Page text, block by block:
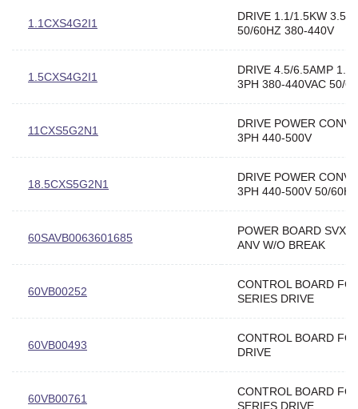
1.1CXS4G2I1
DRIVE 1.1/1.5KW 3.5/
50/60HZ 380-440V
1.5CXS4G2I1
DRIVE 4.5/6.5AMP
3PH 380-440VAC 50/
11CXS5G2N1
DRIVE POWER
3PH 440-500V
18.5CXS5G2N1
DRIVE POWER
3PH 440-500V 50/60HZ
60SAVB0063601685
POWER BOARD
ANV W/O BREAK
60VB00252
CONTROL BOARD
SERIES DRIVE
60VB00493
CONTROL BOARD
DRIVE
60VB00761
CONTROL BOARD
SERIES DRIVE